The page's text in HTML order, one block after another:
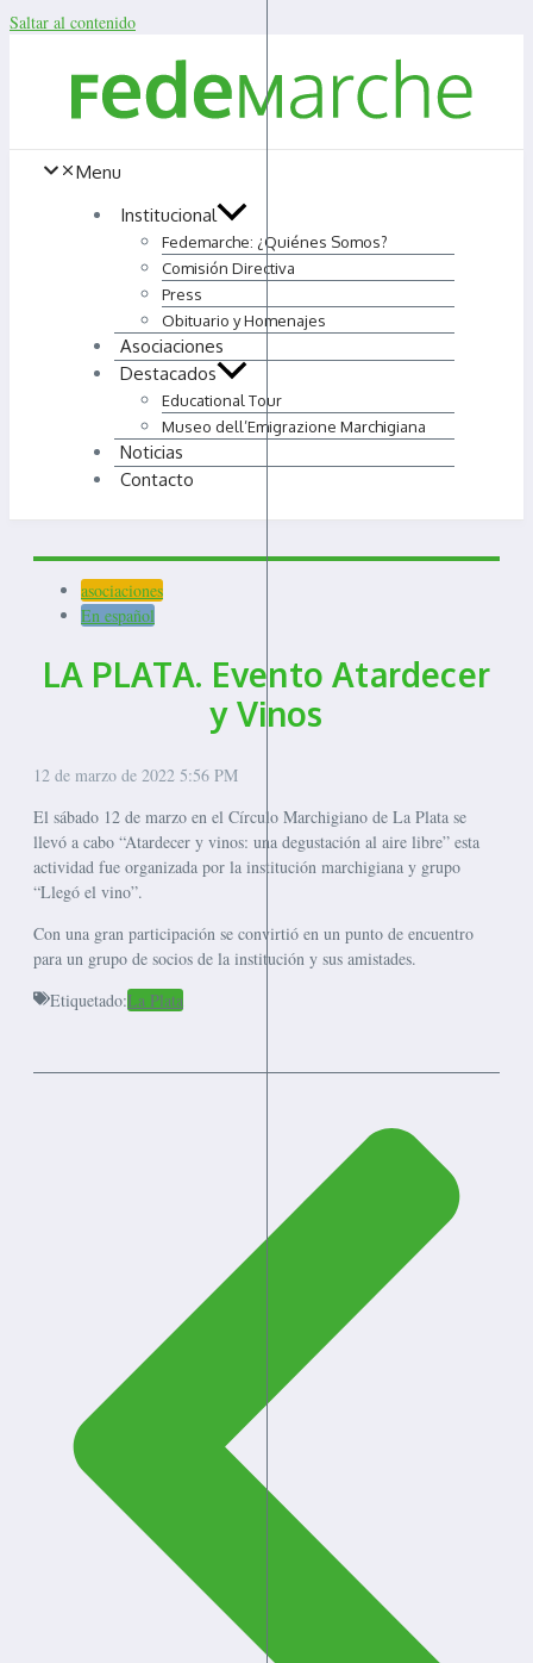
Saltar al contenido
Menu
Institucional
Fedemarche: ¿Quiénes Somos?
Comisión Directiva
Press
Obituario y Homenajes
Asociaciones
Destacados
Educational Tour
Museo dell’Emigrazione Marchigiana
Noticias
Contacto
asociaciones
En español
LA PLATA. Evento Atardecer
y Vinos
12 de marzo de 2022 5:56 PM
El sábado 12 de marzo en el Círculo Marchigiano de La Plata se
llevó a cabo “Atardecer y vinos: una degustación al aire libre” esta
actividad fue organizada por la institución marchigiana y grupo
“Llegó el vino”.
Con una gran participación se convirtió en un punto de encuentro
para un grupo de socios de la institución y sus amistades.
Etiquetado:La Plata